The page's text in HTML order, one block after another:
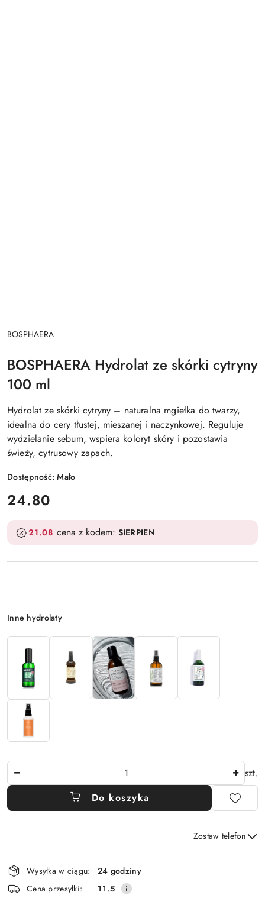
NAZWA
PRODUCENTA:
BOSPHAERA
BOSPHAERA Hydrolat ze skórki cytryny
100 ml
Hydrolat ze skórki cytryny – naturalna mgiełka do twarzy,
idealna do cery tłustej, mieszanej i naczynkowej. Reguluje
wydzielanie sebum, wspiera koloryt skóry i pozostawia
świeży, cytrusowy zapach.
Dostępność:Mało
cena:
24.80
21.08 cena z kodem: SIERPIEN
Wariant
Inne hydrolaty
szt.
Do koszyka
Zostaw telefon
Wyślij
Dostępność
i
dostawa
Wysyłka w ciągu:
24 godziny
Cena przesyłki:
11.5